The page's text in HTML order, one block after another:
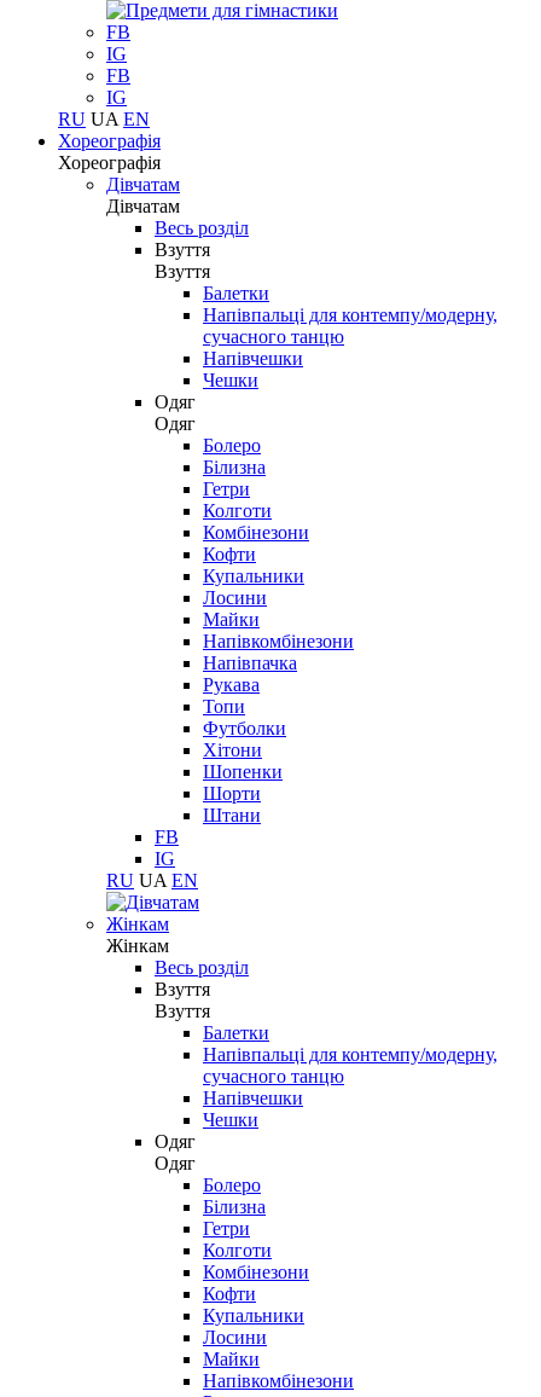
FB
IG
FB
IG
RU UA EN
Хореографія
Хореографія
Дівчатам
Дівчатам
Весь розділ
Взуття
Взуття
Балетки
Напівпальці для контемпу/модерну,
сучасного танцю
Напівчешки
Чешки
Одяг
Одяг
Болеро
Білизна
Гетри
Колготи
Комбінезони
Кофти
Купальники
Лосини
Майки
Напівкомбінезони
Напівпачка
Рукава
Топи
Футболки
Хітони
Шопенки
Шорти
Штани
FB
IG
RU UA EN
Жінкам
Жінкам
Весь розділ
Взуття
Взуття
Балетки
Напівпальці для контемпу/модерну,
сучасного танцю
Напівчешки
Чешки
Одяг
Одяг
Болеро
Білизна
Гетри
Колготи
Комбінезони
Кофти
Купальники
Лосини
Майки
Напівкомбінезони